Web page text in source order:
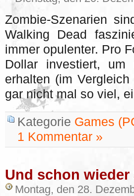
Zombie-Szenarien
Walking Dead
immer opulenter. Pro
Dollar investiert,
erhalten (im
gar nicht mal so viel,
Kategorie Games
1 Kommentar »
Und schon wieder
Montag, den 28.